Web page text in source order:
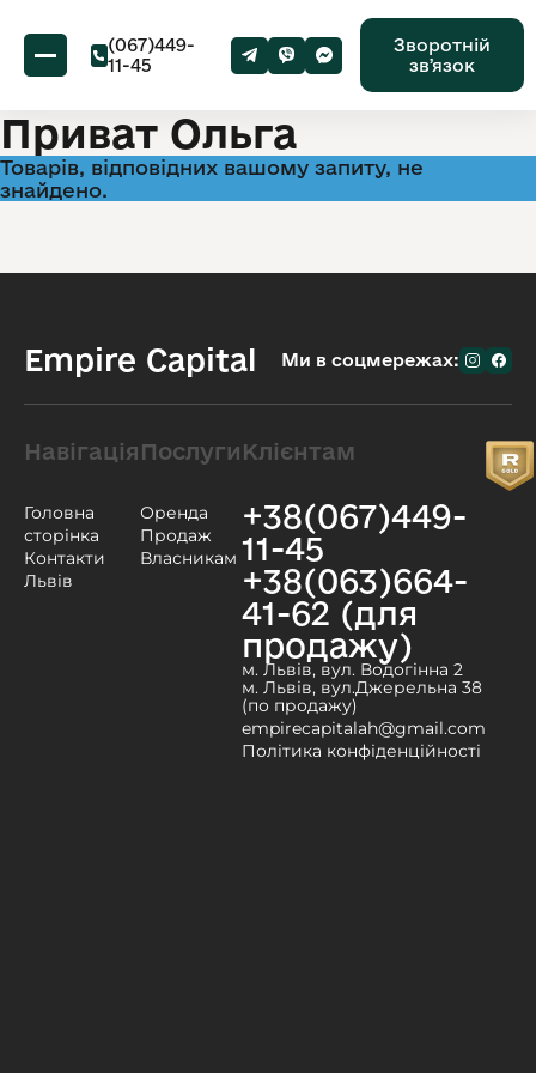
(067)449-
11-45
Зворотній
звʼязок
Приват Ольга
Товарів, відповідних вашому запиту, не
знайдено.
Empire Capital Ми в соцмережах:
Навігація
Головна
сторінка
Контакти
Львів
Послуги
Оренда
Продаж
Власникам
Клієнтам
+38(067)449-
11-45
+38(063)664-
41-62 (для
продажу)
м. Львів, вул. Водогінна 2
м. Львів, вул.Джерельна 38
(по продажу)
empirecapitalah@gmail.com
Політика конфіденційності